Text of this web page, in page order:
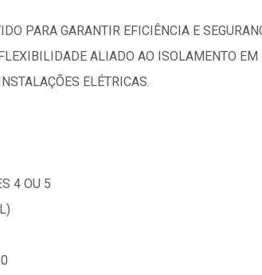
PARA GARANTIR EFICIÊNCIA E
ALIADO AO ISOLAMENTO
ELÉTRICAS.
4 OU 5